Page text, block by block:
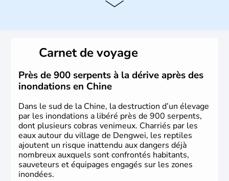
dynasties. La dynastie Qing a été la dernière à régner
jusqu'aux guerres de l'opium lorsque la Chine s'est
constituée comme nation et a retrouvé son indépendance
en 1945. Illustre pays en matière d'inventions avant-
gardistes, la Chine a été la première utilisatrice du papier,
de l'imprimerie à caractères mobiles, de la boussole et de
la poudre à canon.
Carnet de voyage
Près de 900 serpents à la dérive après des
inondations en Chine
Dans le sud de la Chine, la destruction d’un élevage
par les inondations a libéré près de 900 serpents,
dont plusieurs cobras venimeux. Charriés par les
eaux autour du village de Dengwei, les reptiles
ajoutent un risque inattendu aux dangers déjà
nombreux auxquels sont confrontés habitants,
sauveteurs et équipages engagés sur les zones
inondées.